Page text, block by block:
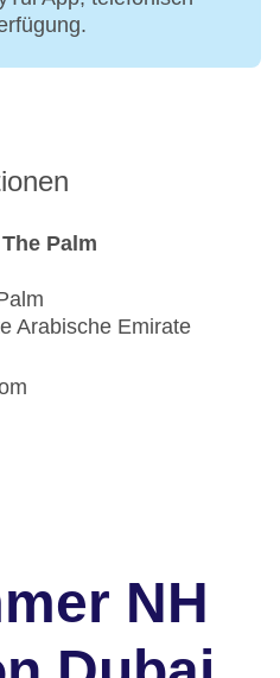
Palm
Arabische Emirate
NH